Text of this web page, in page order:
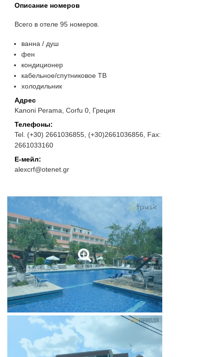
Описание номеров
Всего в отеле 95 номеров.
ванна / душ
фен
кондиционер
кабельное/спутниковое ТВ
холодильник
Адрес
Kanoni Perama, Corfu 0, Греция
Телефоны:
Tel. (+30) 2661036855, (+30)2661036856, Fax:
2661033160
Е-мейл:
alexcrf@otenet.gr